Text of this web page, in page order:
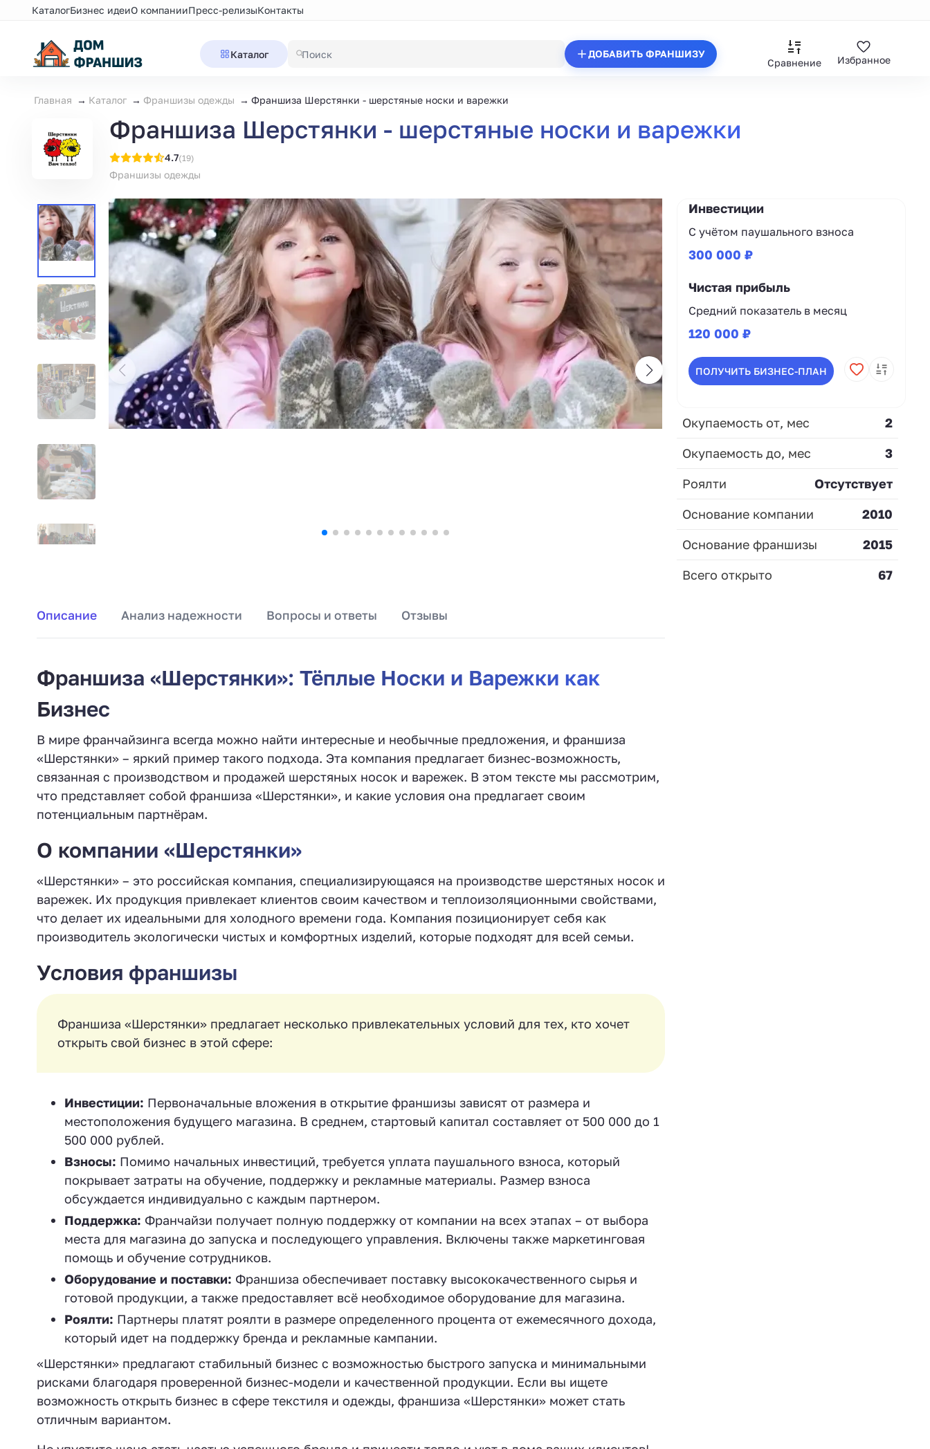
КаталогБизнес идеиО компанииПресс-релизыКонтакты
Каталог ДОБАВИТЬ ФРАНШИЗУ
Сравнение Избранное
Главная Каталог Франшизы одежды Франшиза Шерстянки - шерстяные носки и варежки
Франшиза Шерстянки - шерстяные носки и варежки
4.7(19)
Франшизы одежды
Описание Анализ надежности Вопросы и ответы Отзывы
Франшиза «Шерстянки»: Тёплые Носки и Варежки как
Бизнес
В мире франчайзинга всегда можно найти интересные и необычные предложения, и франшиза
«Шерстянки» – яркий пример такого подхода. Эта компания предлагает бизнес-возможность,
связанная с производством и продажей шерстяных носок и варежек. В этом тексте мы рассмотрим,
что представляет собой франшиза «Шерстянки», и какие условия она предлагает своим
потенциальным партнёрам.
О компании «Шерстянки»
«Шерстянки» – это российская компания, специализирующаяся на производстве шерстяных носок и
варежек. Их продукция привлекает клиентов своим качеством и теплоизоляционными свойствами,
что делает их идеальными для холодного времени года. Компания позиционирует себя как
производитель экологически чистых и комфортных изделий, которые подходят для всей семьи.
Условия франшизы
Франшиза «Шерстянки» предлагает несколько привлекательных условий для тех, кто хочет
открыть свой бизнес в этой сфере:
Инвестиции: Первоначальные вложения в открытие франшизы зависят от размера и
местоположения будущего магазина. В среднем, стартовый капитал составляет от 500 000 до 1
500 000 рублей.
Взносы: Помимо начальных инвестиций, требуется уплата паушального взноса, который
покрывает затраты на обучение, поддержку и рекламные материалы. Размер взноса
обсуждается индивидуально с каждым партнером.
Поддержка: Франчайзи получает полную поддержку от компании на всех этапах – от выбора
места для магазина до запуска и последующего управления. Включены также маркетинговая
помощь и обучение сотрудников.
Оборудование и поставки: Франшиза обеспечивает поставку высококачественного сырья и
готовой продукции, а также предоставляет всё необходимое оборудование для магазина.
Роялти: Партнеры платят роялти в размере определенного процента от ежемесячного дохода,
который идет на поддержку бренда и рекламные кампании.
«Шерстянки» предлагают стабильный бизнес с возможностью быстрого запуска и минимальными
рисками благодаря проверенной бизнес-модели и качественной продукции. Если вы ищете
возможность открыть бизнес в сфере текстиля и одежды, франшиза «Шерстянки» может стать
отличным вариантом.
Инвестиции
С учётом паушального взноса
300 000 ₽
Чистая прибыль
Средний показатель в месяц
120 000 ₽
ПОЛУЧИТЬ БИЗНЕС-ПЛАН
Окупаемость от, мес
2
Окупаемость до, мес
3
Роялти
Отсутствует
Основание компании
2010
Основание франшизы
2015
Всего открыто
67